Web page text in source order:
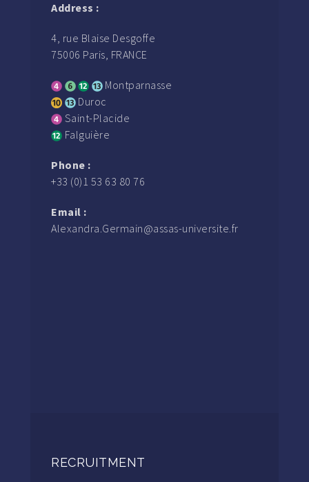
Address :
4, rue Blaise Desgoffe
75006 Paris, FRANCE
Montparnasse
Duroc
Saint-Placide
Falguière
Phone :
+33 (0)1 53 63 80 76
Email :
Alexandra.Germain@assas-universite.fr
RECRUITMENT